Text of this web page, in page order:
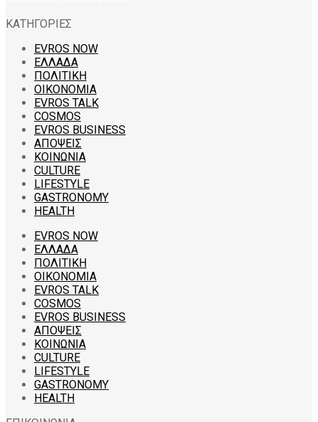
ΚΑΤΗΓΟΡΙΕΣ
EVROS NOW
ΕΛΛΑΔΑ
ΠΟΛΙΤΙΚΗ
ΟΙΚΟΝΟΜΙΑ
EVROS TALK
COSMOS
EVROS BUSINESS
ΑΠΟΨΕΙΣ
ΚΟΙΝΩΝΙΑ
CULTURE
LIFESTYLE
GASTRONOMY
HEALTH
EVROS NOW
ΕΛΛΑΔΑ
ΠΟΛΙΤΙΚΗ
ΟΙΚΟΝΟΜΙΑ
EVROS TALK
COSMOS
EVROS BUSINESS
ΑΠΟΨΕΙΣ
ΚΟΙΝΩΝΙΑ
CULTURE
LIFESTYLE
GASTRONOMY
HEALTH